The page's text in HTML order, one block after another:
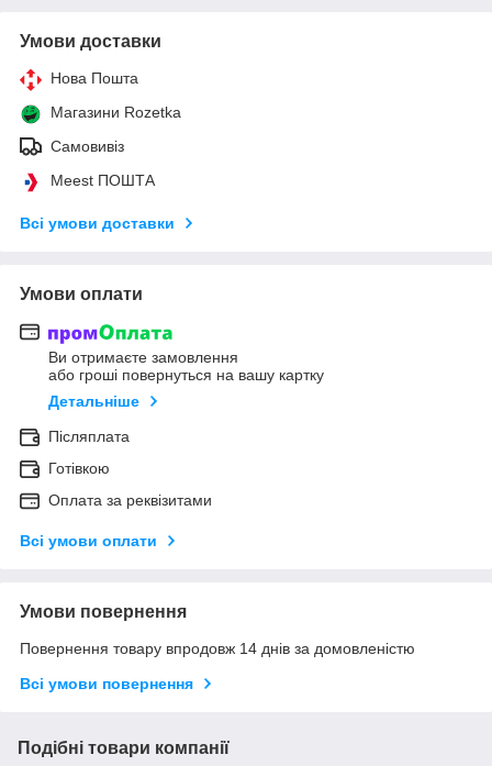
Умови доставки
Нова Пошта
Магазини Rozetka
Самовивіз
Meest ПОШТА
Всі умови доставки
Умови оплати
Ви отримаєте замовлення
або гроші повернуться на вашу картку
Детальніше
Післяплата
Готівкою
Оплата за реквізитами
Всі умови оплати
Умови повернення
Повернення товару впродовж 14 днів за домовленістю
Всі умови повернення
Подібні товари компанії